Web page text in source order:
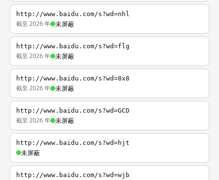
http://www.baidu.com/s?wd=nhl
截至 2026 年 未屏蔽
http://www.baidu.com/s?wd=flg
截至 2026 年 未屏蔽
http://www.baidu.com/s?wd=8x8
截至 2026 年 未屏蔽
http://www.baidu.com/s?wd=GCD
截至 2026 年 未屏蔽
http://www.baidu.com/s?wd=hjt
未屏蔽
http://www.baidu.com/s?wd=wjb